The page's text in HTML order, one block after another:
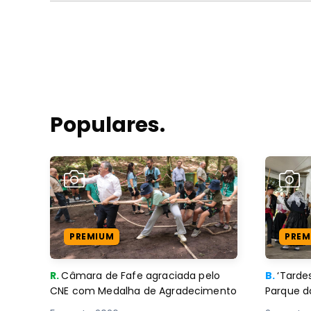
Populares.
PREMIUM
R.Câmara de Fafe agraciada pelo
CNE com Medalha de Agradecimento
B.
Parque